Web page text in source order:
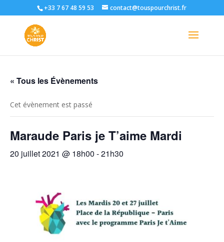
+33 7 67 48 59 53 contact@touspourchrist.fr
« Tous les Évènements
Cet évènement est passé
Maraude Paris je T’aime Mardi
20 juillet 2021 @ 18h00 -21h30